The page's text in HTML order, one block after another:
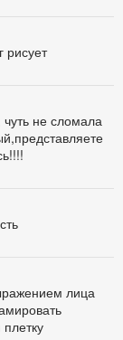
рисует
не сломала
лица